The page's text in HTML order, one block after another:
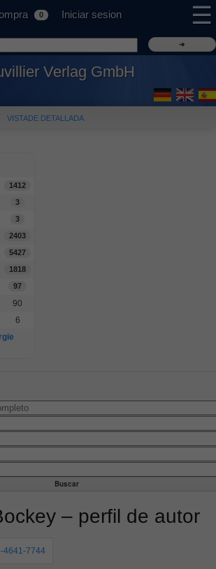
0 Iniciar sesion ☰
Verlag GmbH
VISTADE DETALLADA
1412
3
3
2403
5427
1818
97
90
6
– perfil de autor
4641-7744